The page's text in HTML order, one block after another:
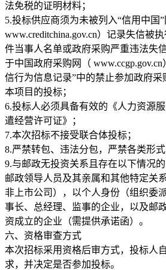
法免税的证明材料；
5.投标供应商须为未被列入“信用中国
www.creditchina.gov.cn）记录失信被
件当事人名单或政府采购严重违法失
于中国政府采购网（
信行为信息记录”中的禁止参加政府采
本项目的投标；
6.投标人必须具备有效的《人力资源
遣经营许可证》；
7.本次招标不接受联合体投标；
8.严禁转包、违法分包，严禁各类形式
9.与邮政无投资关系且存在以下情况
邮政领导人员及其亲属和其他特定关
非上市公司），以个人身份（组织委
事长、总经理、监事的企业，以及邮
资成立的企业（需提供承诺函）。
六、资格审查方式
本次招标采用资格后审方式，投标人
求，并决定是否参加投标。